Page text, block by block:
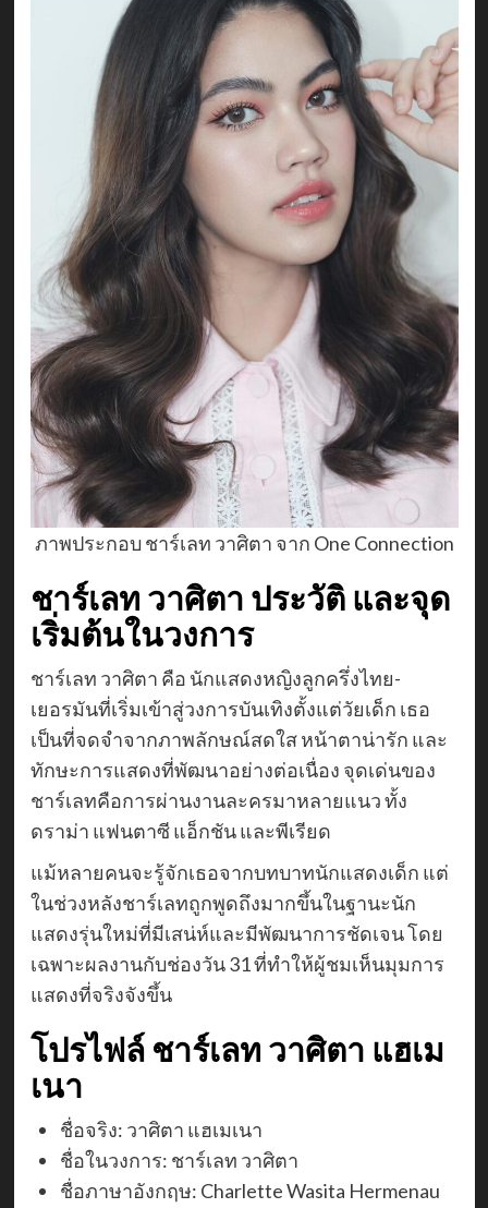
ภาพประกอบ ชาร์เลท วาศิตา จาก One Connection
ชาร์เลท วาศิตา ประวัติ และจุด
เริ่มต้นในวงการ
ชาร์เลท วาศิตา คือ นักแสดงหญิงลูกครึ่งไทย-
เยอรมันที่เริ่มเข้าสู่วงการบันเทิงตั้งแต่วัยเด็ก เธอ
เป็นที่จดจำจากภาพลักษณ์สดใส หน้าตาน่ารัก และ
ทักษะการแสดงที่พัฒนาอย่างต่อเนื่อง จุดเด่นของ
ชาร์เลทคือการผ่านงานละครมาหลายแนว ทั้ง
ดราม่า แฟนตาซี แอ็กชัน และพีเรียด
แม้หลายคนจะรู้จักเธอจากบทบาทนักแสดงเด็ก แต่
ในช่วงหลังชาร์เลทถูกพูดถึงมากขึ้นในฐานะนัก
แสดงรุ่นใหม่ที่มีเสน่ห์และมีพัฒนาการชัดเจน โดย
เฉพาะผลงานกับช่องวัน 31 ที่ทำให้ผู้ชมเห็นมุมการ
แสดงที่จริงจังขึ้น
โปรไฟล์ ชาร์เลท วาศิตา แฮเม
เนา
ชื่อจริง: วาศิตา แฮเมเนา
ชื่อในวงการ: ชาร์เลท วาศิตา
ชื่อภาษาอังกฤษ: Charlette Wasita Hermenau